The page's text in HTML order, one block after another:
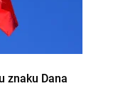
znaku Dana